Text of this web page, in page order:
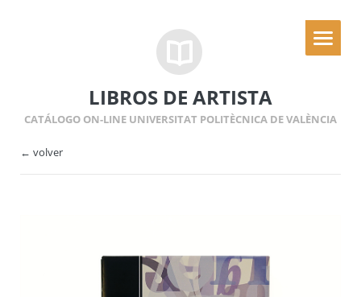
LIBROS DE ARTISTA
CATÁLOGO ON-LINE UNIVERSITAT POLITÈCNICA DE VALÈNCIA
← volver